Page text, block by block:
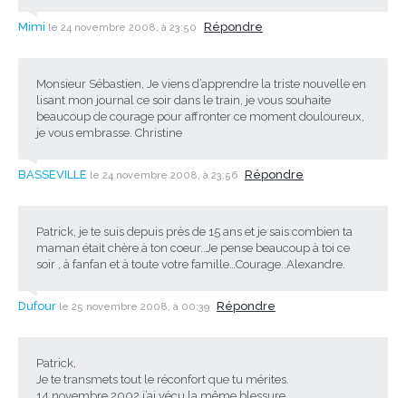
Mimi le 24 novembre 2008, à 23:50 Répondre
Monsieur Sébastien, Je viens d’apprendre la triste nouvelle en
lisant mon journal ce soir dans le train, je vous souhaite
beaucoup de courage pour affronter ce moment douloureux,
je vous embrasse. Christine
BASSEVILLE le 24 novembre 2008, à 23:56 Répondre
Patrick, je te suis depuis près de 15 ans et je sais combien ta
maman était chère à ton coeur..Je pense beaucoup à toi ce
soir , à fanfan et à toute votre famille…Courage..Alexandre.
Dufour le 25 novembre 2008, à 00:39 Répondre
Patrick,
Je te transmets tout le réconfort que tu mérites.